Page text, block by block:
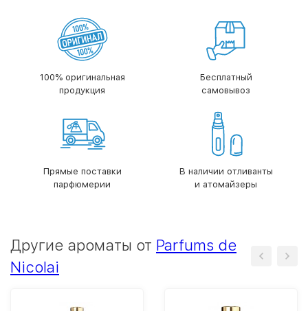
100% оригинальная
продукция
Бесплатный
самовывоз
Прямые поставки
парфюмерии
В наличии отливанты
и атомайзеры
Другие ароматы от Parfums de
Nicolai